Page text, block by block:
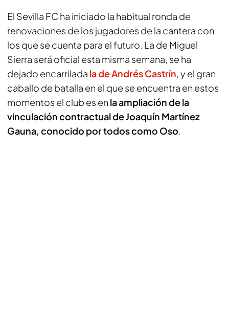
El Sevilla FC ha iniciado la habitual ronda de
renovaciones de los jugadores de la cantera con
los que se cuenta para el futuro. La de Miguel
Sierra será oficial esta misma semana, se ha
dejado encarrilada la de Andrés Castrín, y el gran
caballo de batalla en el que se encuentra en estos
momentos el club es en la ampliación de la
vinculación contractual de Joaquín Martínez
Gauna, conocido por todos como Oso.